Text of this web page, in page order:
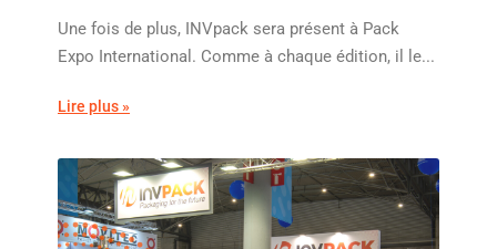
Une fois de plus, INVpack sera présent à Pack
Expo International. Comme à chaque édition, il le...
Lire plus »